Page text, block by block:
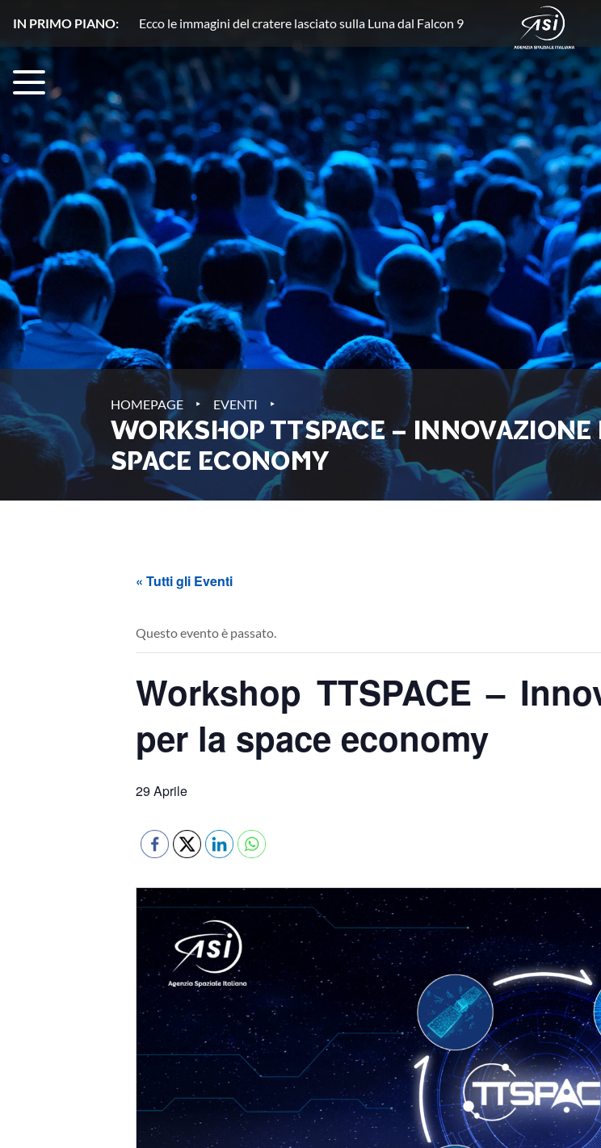
IN PRIMO PIANO: Plutone, azoto in movimento
HOMEPAGE ‣ EVENTI ‣
WORKSHOP TTSPACE –
SPACE ECONOMY
« Tutti gli Eventi
Questo evento è passato.
Workshop TTSPACE –
per la space economy
29 Aprile